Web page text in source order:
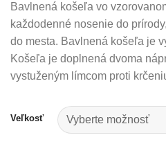
Bavlnená košeľa vo
každodenné nosenie do
do mesta. Bavlnená košeľa je
Košeľa je doplnená dvoma
vystuženým límcom proti
Veľkosť